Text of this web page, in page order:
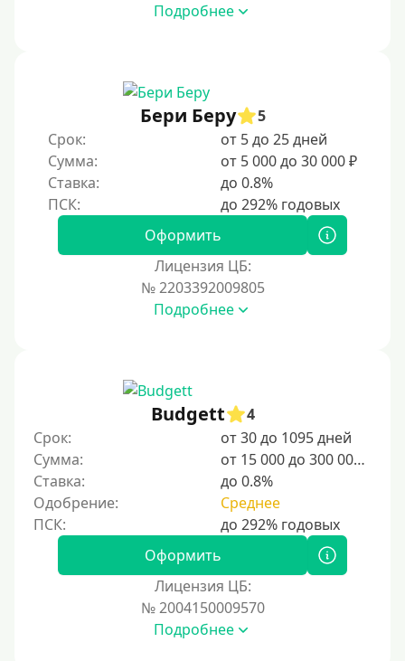
Подробнее
Бери Беру
5
Срок:
от 5 до 25 дней
Сумма:
от 5 000 до 30 000 ₽
Ставка:
до 0.8%
Оформить
Лицензия ЦБ:
№ 2203392009805
Подробнее
Budgett
4
Срок:
от 30 до 1095 дней
Сумма:
от 15 000 до 300 000 ₽
Ставка:
до 0.8%
Одобрение:
Среднее
Оформить
Лицензия ЦБ:
№ 2004150009570
Подробнее